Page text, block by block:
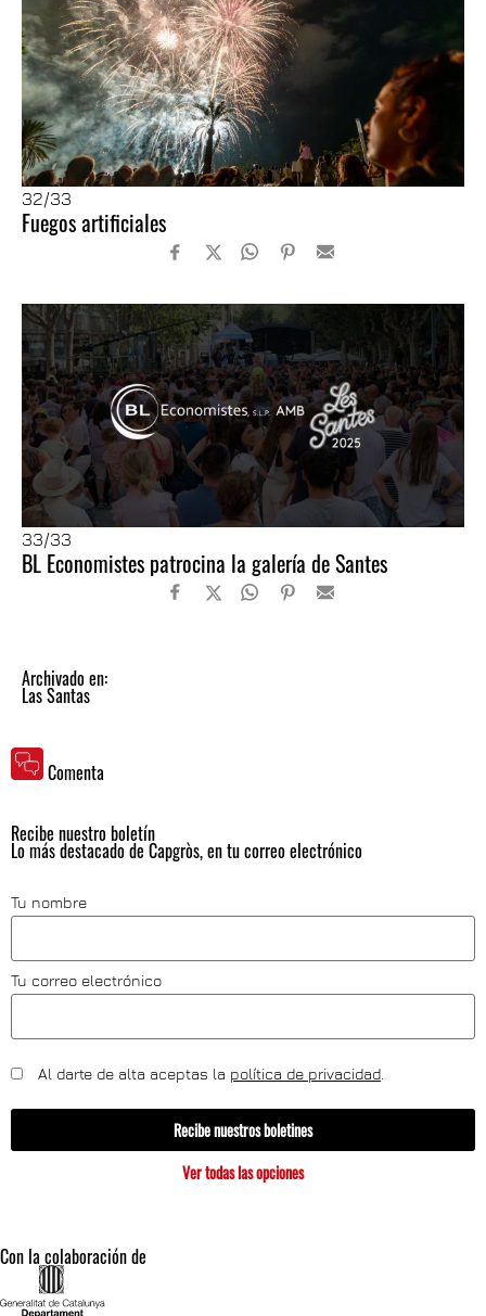
32/33
Fuegos artificiales
33/33
BL Economistes patrocina la galería de Santes
Archivado en:
Las Santas
Comenta
Recibe nuestro boletín
Lo más destacado de Capgròs, en tu correo electrónico
Tu nombre
Tu correo electrónico
Al darte de alta aceptas la política de privacidad
Recibe nuestros boletines
Ver todas las opciones
Con la colaboración de